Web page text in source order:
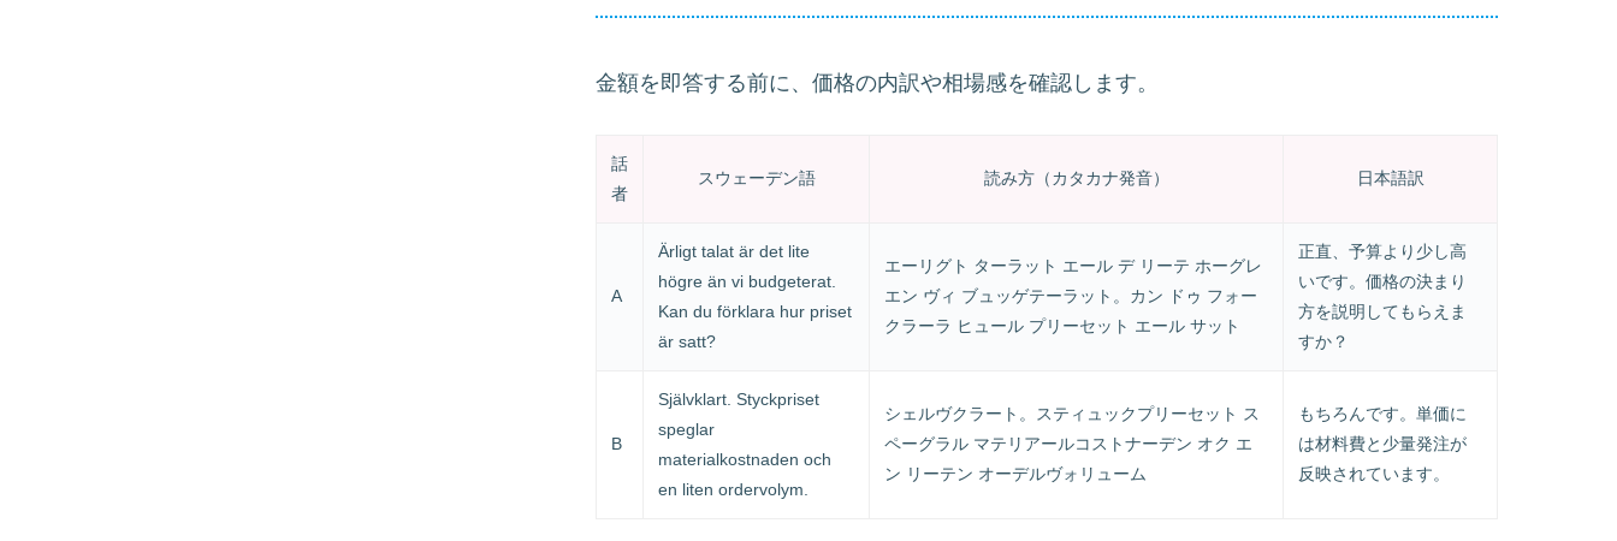
金額を即答する前に、価格の内訳や相場感を確認します。
話
者
スウェーデン語 読み方（カタカナ発音） 日本語訳
A
Ärligt talat är det lite
högre än vi budgeterat.
Kan du förklara hur priset
är satt?
エーリグト ターラット エール デ リーテ ホーグレ
エン ヴィ ブュッゲテーラット。カン ドゥ フォー
クラーラ ヒュール プリーセット エール サット
正直、予算より少し高
いです。価格の決まり
方を説明してもらえま
すか？
B
Självklart. Styckpriset
speglar
materialkostnaden och
en liten ordervolym.
シェルヴクラート。スティュックプリーセット ス
ペーグラル マテリアールコストナーデン オク エ
ン リーテン オーデルヴォリューム
もちろんです。単価に
は材料費と少量発注が
反映されています。